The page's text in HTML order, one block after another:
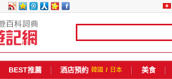
BEST推薦 酒店預約 韓國 / 日本 美食